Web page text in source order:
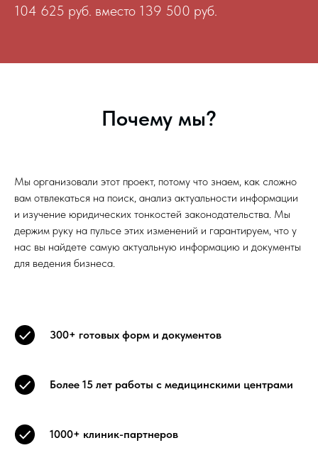
104 625 руб. вместо 139 500 руб.
Почему мы?
Мы организовали этот проект, потому что знаем, как сложно
вам отвлекаться на поиск, анализ актуальности информации
и изучение юридических тонкостей законодательства. Мы
держим руку на пульсе этих изменений и гарантируем, что у
нас вы найдете самую актуальную информацию и документы
для ведения бизнеса.
300+ готовых форм и документов
Более 15 лет работы с медицинскими центрами
1000+ клиник-партнеров